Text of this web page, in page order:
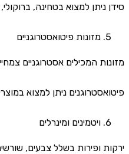
סידן ניתן למצוא בטחינה,
מזונות פיטואסטרוגניים
מזונות המכילים אסטרוגניים
פיטואסטרוגנים ניתן למצוא
ויטמינים ומינרלים
ירקות ופירות בשלל צבעים,